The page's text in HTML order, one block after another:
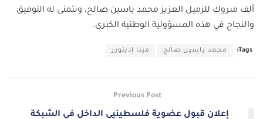
ألف مبروك للزميل العزيز محمد ياسين صالح، ونتمنى له التوفيق
والنجاح في هذه المسؤولية الوطنية الكبرى.
Tags: محمد ياسين صالح مينا إديتورز
Previous Post
إعلان قبول عضوية فلسطينيي الداخل في الشبكة